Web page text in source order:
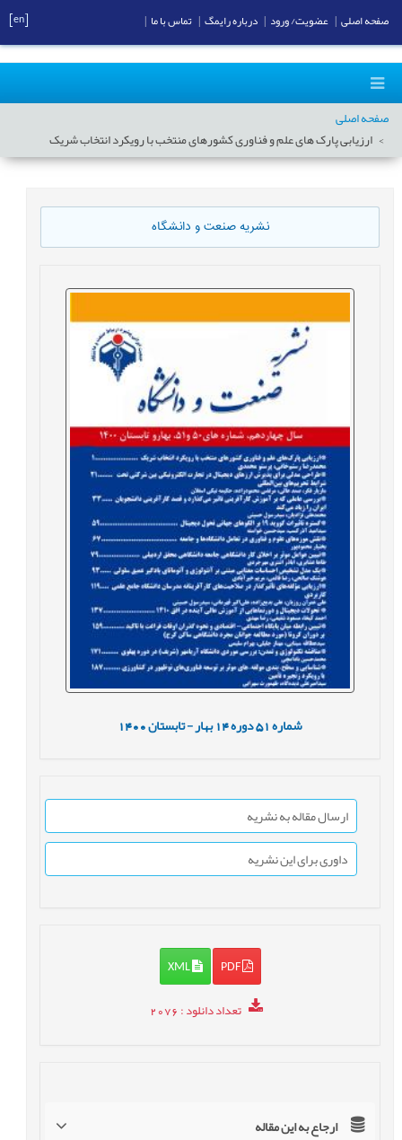
صفحه اصلی
ارزیابی پارک های علم و فناوری کشورهای منتخب با رویکرد انتخاب شریک
نشریه صنعت و دانشگاه
شماره51 دوره14 بهار - تابستان1400
ارسال مقاله به نشریه
داوری برای این نشریه
PDF
XML
تعداد دانلود: 2076
ارجاع به این مقاله
صفحه اصلی عضویت/ ورود درباره رایمگ تماس با ما